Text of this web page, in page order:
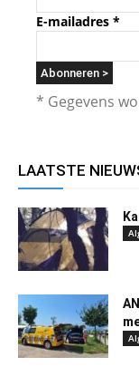
E-mailadres *
* Gegevens
LAATSTE